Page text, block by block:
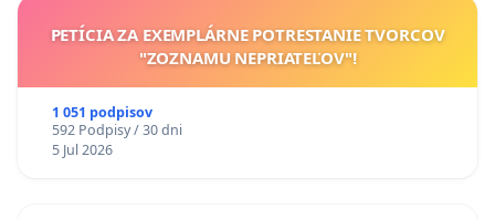
PETÍCIA ZA EXEMPLÁRNE POTRESTANIE TVORCOV
"ZOZNAMU NEPRIATEĽOV"!
1 051 podpisov
592 Podpisy / 30 dni
5 Jul 2026